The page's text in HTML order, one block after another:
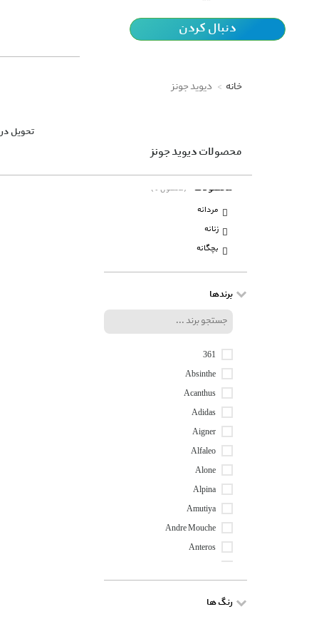
دنبال کردن
تحویل در
خانه دیوید جونز
محصولات دیوید جونز
(0 محصول) محصولات
مردانه
زنانه
بچگانه
برندها
361
Absinthe
Acanthus
Adidas
Aigner
Alfaleo
Alone
Alpina
Amutiya
Andre Mouche
Anteros
Ardeneرنگ ها